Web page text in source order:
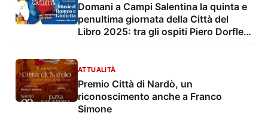
Domani a Campi Salentina la quinta e
penultima giornata della Città del
Libro 2025: tra gli ospiti Piero Dorfles,
ATTUALITÀ
Premio Città di Nardò, un
riconoscimento anche a Franco
Simone